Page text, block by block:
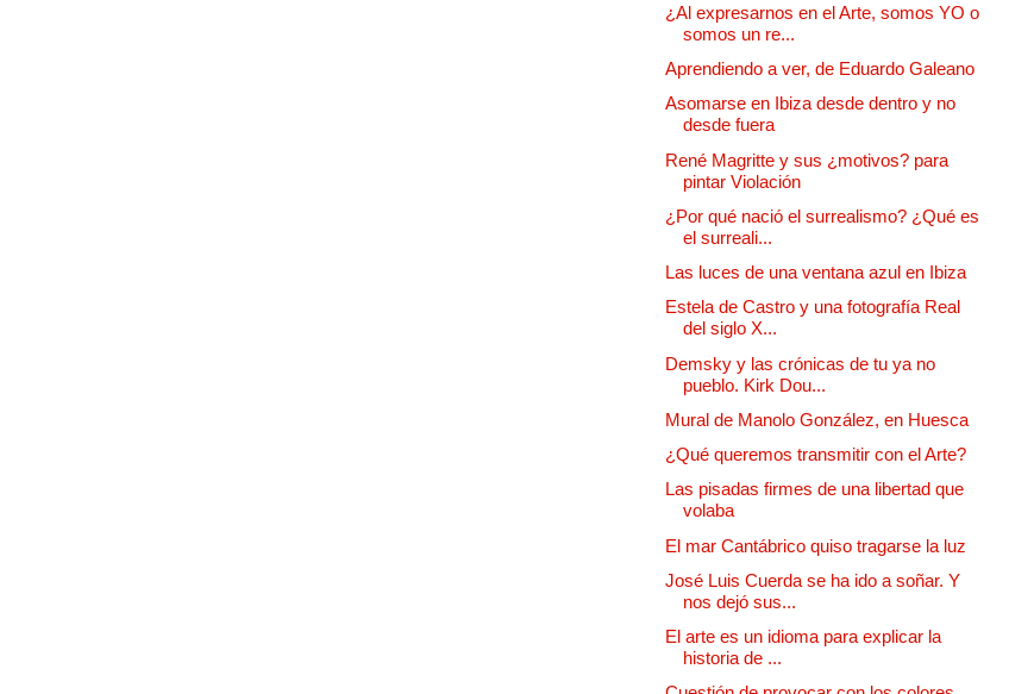
¿Al expresarnos en el Arte, somos YO o
somos un re...
Aprendiendo a ver, de Eduardo Galeano
Asomarse en Ibiza desde dentro y no
desde fuera
René Magritte y sus ¿motivos? para
pintar Violación
¿Por qué nació el surrealismo? ¿Qué es
el surreali...
Las luces de una ventana azul en Ibiza
Estela de Castro y una fotografía Real
del siglo X...
Demsky y las crónicas de tu ya no
pueblo. Kirk Dou...
Mural de Manolo González, en Huesca
¿Qué queremos transmitir con el Arte?
Las pisadas firmes de una libertad que
volaba
El mar Cantábrico quiso tragarse la luz
José Luis Cuerda se ha ido a soñar. Y
nos dejó sus...
El arte es un idioma para explicar la
historia de ...